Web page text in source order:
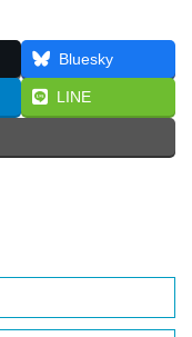
Bluesky
LINE